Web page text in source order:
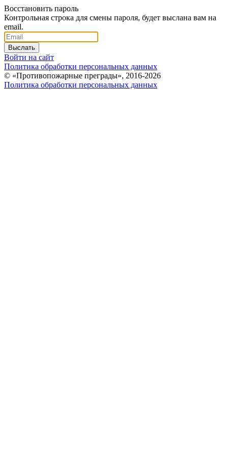
Восстановить пароль
Контрольная строка для смены пароля, будет выслана вам на
email.
Выслать
Войти на сайт
Политика обработки персональных данных
© «Противопожарные преграды», 2016-2026
Политика обработки персональных данных